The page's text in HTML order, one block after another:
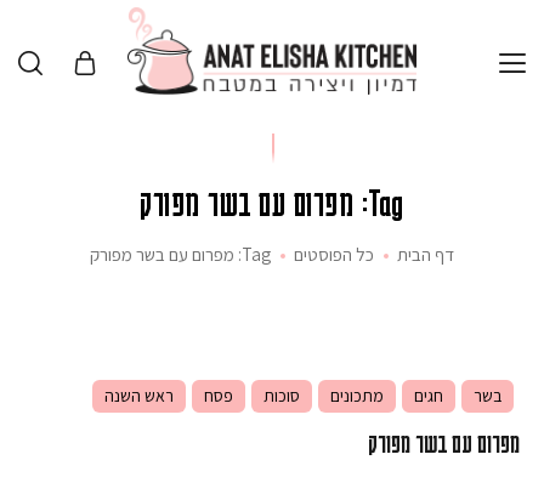
Tag: מפרום עם בשר מפורק
דף הבית כל הפוסטים Tag: מפרום עם בשר מפורק
בשר חגים מתכונים סוכות פסח ראש השנה
מפרום עם בשר מפורק